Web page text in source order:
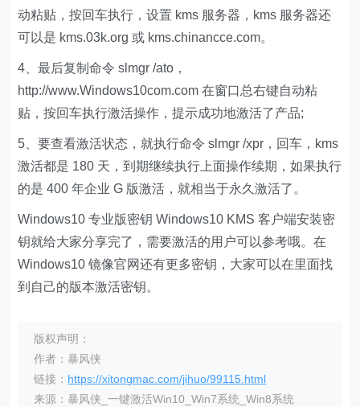
动粘贴，按回车执行，设置 kms 服务器，kms 服务器还
可以是 kms.03k.org 或 kms.chinancce.com。
4、最后复制命令 slmgr /ato，
http://www.Windows10com.com 在窗口总右键自动粘
贴，按回车执行激活操作，提示成功地激活了产品;
5、要查看激活状态，就执行命令 slmgr /xpr，回车，kms
激活都是 180 天，到期继续执行上面操作续期，如果执行
的是 400 年企业 G 版激活，就相当于永久激活了。
Windows10 专业版密钥 Windows10 KMS 客户端安装密
钥就给大家分享完了，需要激活的用户可以参考哦。在
Windows10 镜像官网还有更多密钥，大家可以在里面找
到自己的版本激活密钥。
版权声明：
作者：暴风侠
链接： https://xitongmac.com/jihuo/99115.html
来源：暴风侠_一键激活Win10_Win7系统_Win8系统